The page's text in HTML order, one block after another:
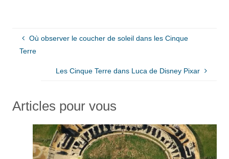
Où observer le coucher de soleil dans les Cinque
Terre
Les Cinque Terre dans Luca de Disney Pixar
Articles pour vous